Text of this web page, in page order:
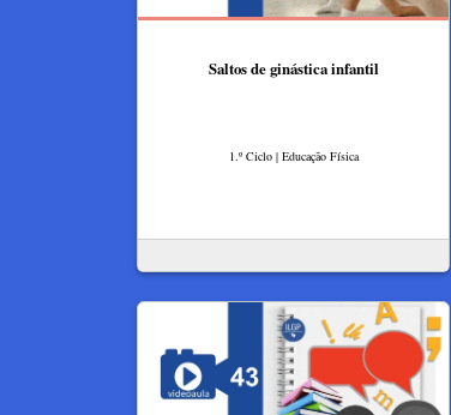
Saltos de ginástica infantil
1.º Ciclo | Educação Física